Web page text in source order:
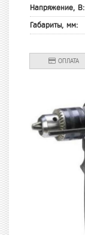
Напряжение, В:
Габариты, мм:
ОПЛАТА